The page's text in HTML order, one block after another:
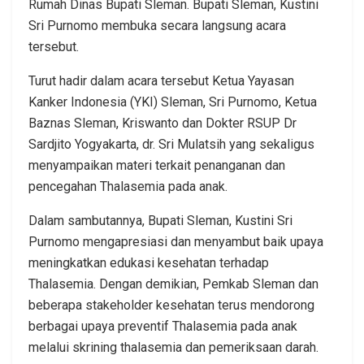
Rumah Dinas Bupati Sleman. Bupati Sleman, Kustini
Sri Purnomo membuka secara langsung acara
tersebut.
Turut hadir dalam acara tersebut Ketua Yayasan
Kanker Indonesia (YKI) Sleman, Sri Purnomo, Ketua
Baznas Sleman, Kriswanto dan Dokter RSUP Dr
Sardjito Yogyakarta, dr. Sri Mulatsih yang sekaligus
menyampaikan materi terkait penanganan dan
pencegahan Thalasemia pada anak.
Dalam sambutannya, Bupati Sleman, Kustini Sri
Purnomo mengapresiasi dan menyambut baik upaya
meningkatkan edukasi kesehatan terhadap
Thalasemia. Dengan demikian, Pemkab Sleman dan
beberapa stakeholder kesehatan terus mendorong
berbagai upaya preventif Thalasemia pada anak
melalui skrining thalasemia dan pemeriksaan darah.